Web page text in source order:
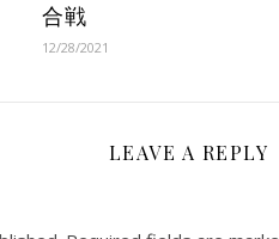
合戦
12/28/2021
LEAVE A REPLY